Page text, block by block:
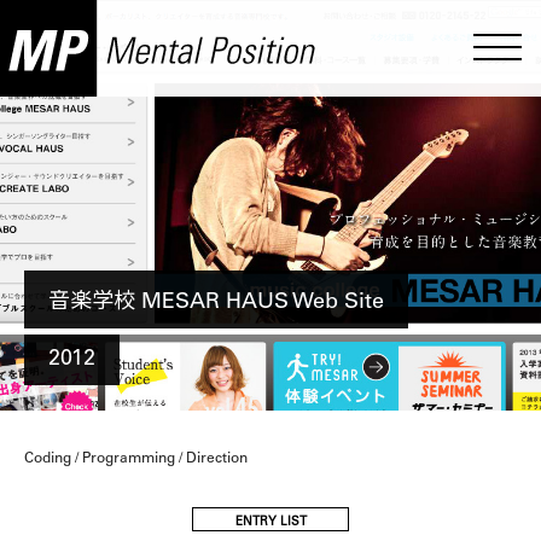
音楽学校 MESAR HAUS Web Site
2012
Coding / Programming / Direction
ENTRY LIST